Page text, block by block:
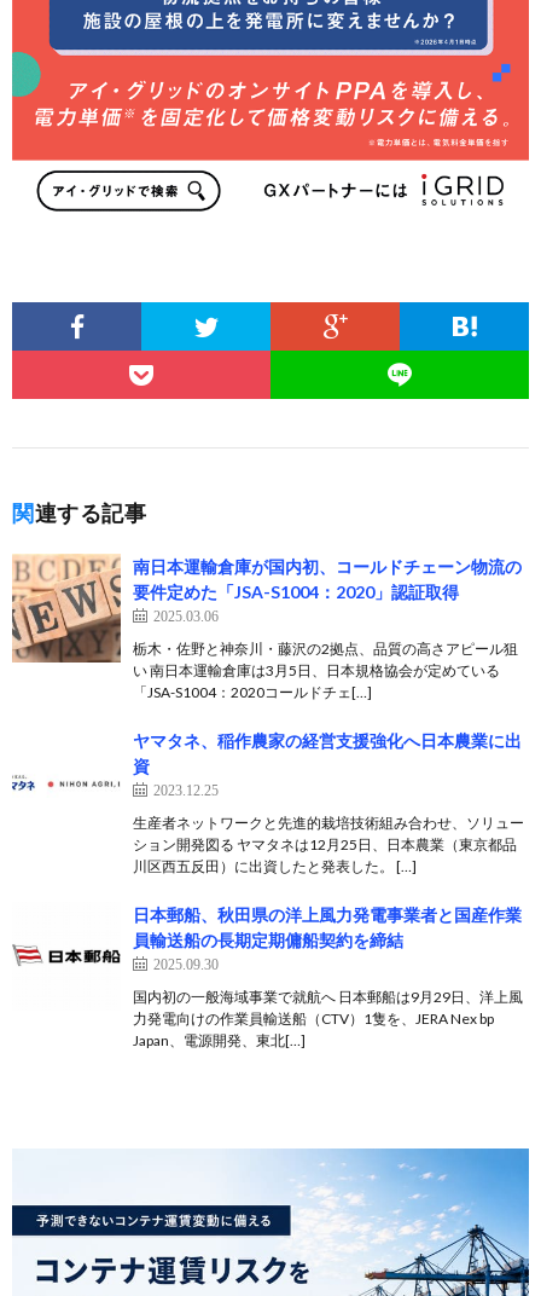
関連する記事
南日本運輸倉庫が国内初、コールドチェーン物流の
要件定めた「JSA-S1004：2020」認証取得
2025.03.06
栃木・佐野と神奈川・藤沢の2拠点、品質の高さアピール狙
い 南日本運輸倉庫は3月5日、日本規格協会が定めている
「JSA-S1004：2020コールドチェ[…]
ヤマタネ、稲作農家の経営支援強化へ日本農業に出
資
2023.12.25
生産者ネットワークと先進的栽培技術組み合わせ、ソリュー
ション開発図る ヤマタネは12月25日、日本農業（東京都品
川区西五反田）に出資したと発表した。 […]
日本郵船、秋田県の洋上風力発電事業者と国産作業
員輸送船の長期定期傭船契約を締結
2025.09.30
国内初の一般海域事業で就航へ 日本郵船は9月29日、洋上風
力発電向けの作業員輸送船（CTV）1隻を、JERA Nex bp
Japan、電源開発、東北[…]